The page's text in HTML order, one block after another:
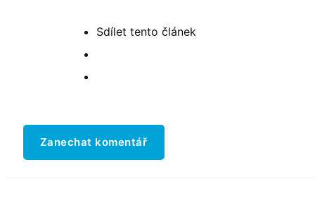
Sdílet tento článek
Zanechat komentář